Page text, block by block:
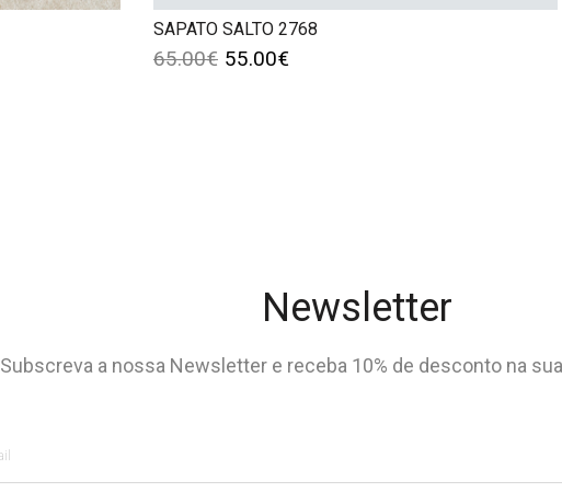
SAPATO SALTO 2768
65.00€ 55.00€
Newsletter
Subscreva a nossa Newsletter e receba 10% de desconto na